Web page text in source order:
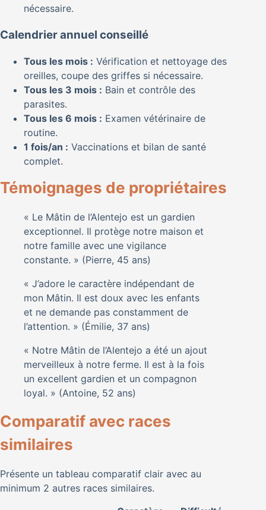
nécessaire.
Calendrier annuel conseillé
Tous les mois : Vérification et nettoyage des
oreilles, coupe des griffes si nécessaire.
Tous les 3 mois : Bain et contrôle des
parasites.
Tous les 6 mois : Examen vétérinaire de
routine.
1 fois/an : Vaccinations et bilan de santé
complet.
Témoignages de propriétaires
« Le Mâtin de l’Alentejo est un gardien
exceptionnel. Il protège notre maison et
notre famille avec une vigilance
constante. » (Pierre, 45 ans)
« J’adore le caractère indépendant de
mon Mâtin. Il est doux avec les enfants
et ne demande pas constamment de
l’attention. » (Émilie, 37 ans)
« Notre Mâtin de l’Alentejo a été un ajout
merveilleux à notre ferme. Il est à la fois
un excellent gardien et un compagnon
loyal. » (Antoine, 52 ans)
Comparatif avec races
similaires
Présente un tableau comparatif clair avec au
minimum 2 autres races similaires.